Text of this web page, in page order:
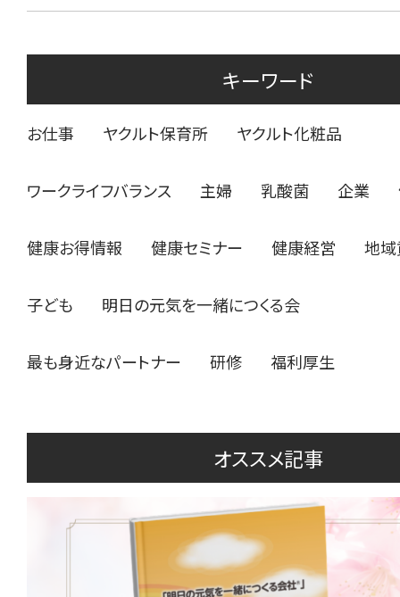
キーワード
お仕事 ヤクルト保育所 ヤクルト化粧品
ワークライフバランス 主婦 乳酸菌 企業
健康お得情報 健康セミナー 健康経営 地
子ども 明日の元気を一緒につくる会
最も身近なパートナー 研修 福利厚生
オススメ記事